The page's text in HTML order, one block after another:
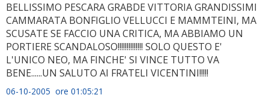
BELLISSIMO PESCARA GRABDE VITTORIA GRANDISSIMI
CAMMARATA BONFIGLIO VELLUCCI E MAMMTEINI, MA
SCUSATE SE FACCIO UNA CRITICA, MA ABBIAMO UN
PORTIERE SCANDALOSO!!!!!!!!!!!!!! SOLO QUESTO E'
L'UNICO NEO, MA FINCHE' SI VINCE TUTTO VA
BENE......UN SALUTO AI FRATELI VICENTINI!!!!!
06-10-2005 ore 01:05:21